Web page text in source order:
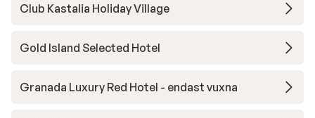
Club Kastalia Holiday Village
Gold Island Selected Hotel
Granada Luxury Red Hotel - endast vuxna